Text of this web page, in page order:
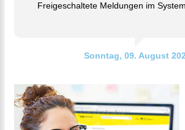
Freigeschaltete Meldungen im
Sonntag, 09. August